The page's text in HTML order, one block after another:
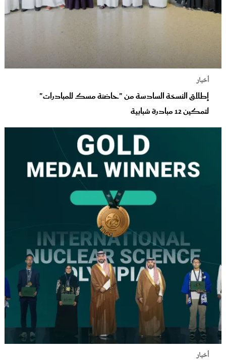
أخبار
إطلاق النسخة السادسة من "حاضنة مسك للمبادرات"
لتمكين 12 مبادرة شبابية
أخبار